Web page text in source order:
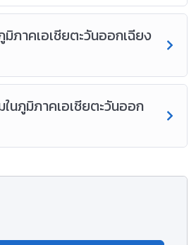
ภาคเอเชียตะวันออกเฉียง
นภูมิภาคเอเชียตะวันออก